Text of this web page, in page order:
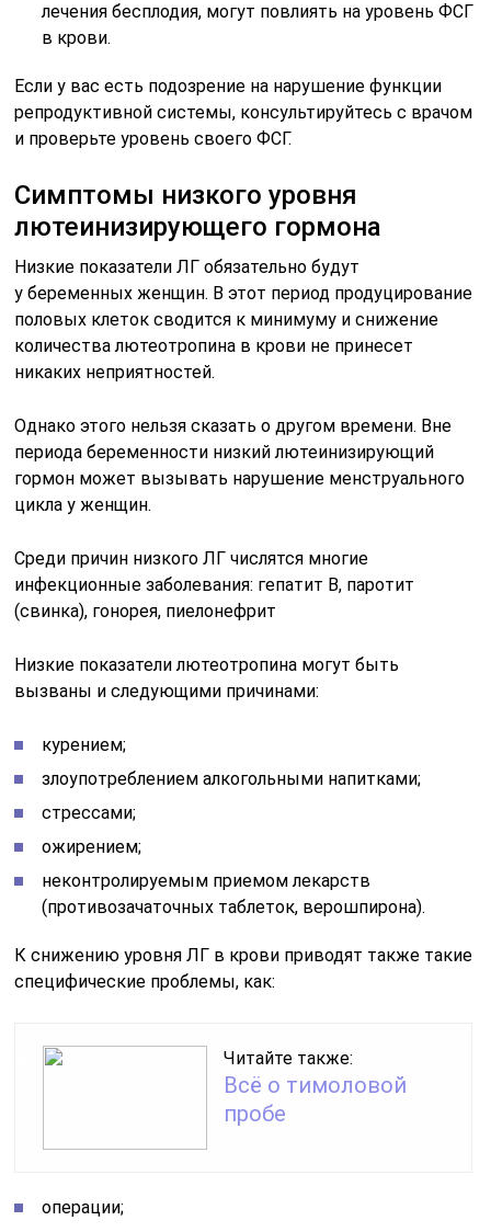
лечения бесплодия, могут повлиять на уровень ФСГ
в крови.
Если у вас есть подозрение на нарушение функции
репродуктивной системы, консультируйтесь с врачом
и проверьте уровень своего ФСГ.
Симптомы низкого уровня
лютеинизирующего гормона
Низкие показатели ЛГ обязательно будут
у беременных женщин. В этот период продуцирование
половых клеток сводится к минимуму и снижение
количества лютеотропина в крови не принесет
никаких неприятностей.
Однако этого нельзя сказать о другом времени. Вне
периода беременности низкий лютеинизирующий
гормон может вызывать нарушение менструального
цикла у женщин.
Среди причин низкого ЛГ числятся многие
инфекционные заболевания: гепатит В, паротит
(свинка), гонорея, пиелонефрит
Низкие показатели лютеотропина могут быть
вызваны и следующими причинами:
курением;
злоупотреблением алкогольными напитками;
стрессами;
ожирением;
неконтролируемым приемом лекарств
(противозачаточных таблеток, верошпирона).
К снижению уровня ЛГ в крови приводят также такие
специфические проблемы, как:
Читайте также:
Всё о тимоловой
пробе
операции;